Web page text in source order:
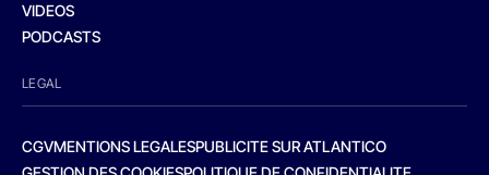
VIDEOS
PODCASTS
LEGAL
CGVMENTIONS LEGALESPUBLICITE SUR ATLANTICO